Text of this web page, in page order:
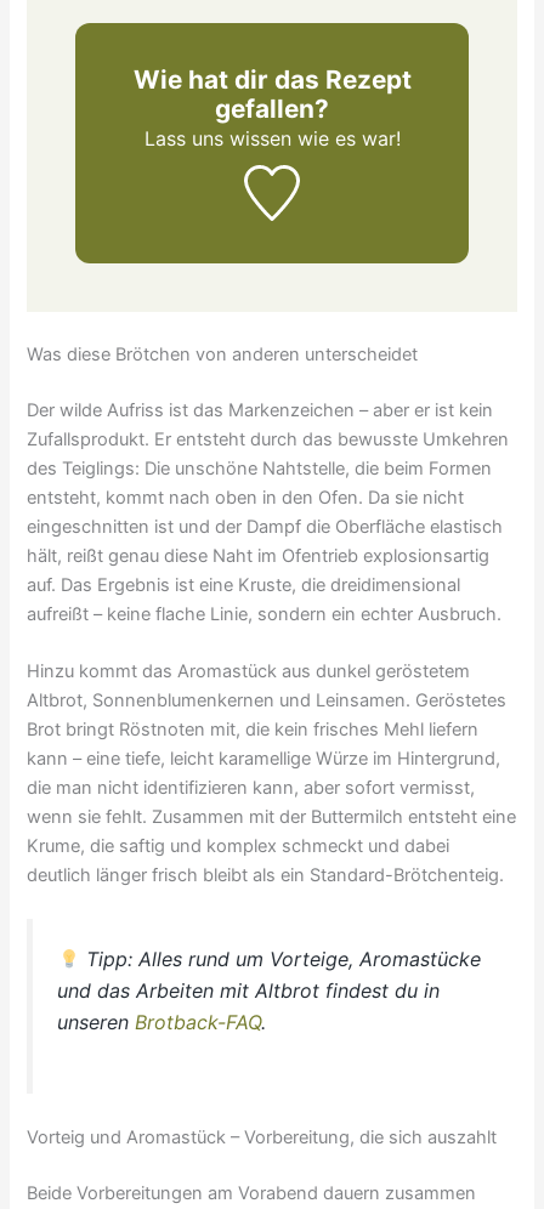
Wie hat dir das Rezept
gefallen?
Lass uns wissenwie es war!
Was diese Brötchen von anderen unterscheidet
Der wilde Aufriss ist das Markenzeichen – aber er ist kein
Zufallsprodukt. Er entsteht durch das bewusste Umkehren
des Teiglings: Die unschöne Nahtstelle, die beim Formen
entsteht, kommt nach oben in den Ofen. Da sie nicht
eingeschnitten ist und der Dampf die Oberfläche elastisch
hält, reißt genau diese Naht im Ofentrieb explosionsartig
auf. Das Ergebnis ist eine Kruste, die dreidimensional
aufreißt – keine flache Linie, sondern ein echter Ausbruch.
Hinzu kommt das Aromastück aus dunkel geröstetem
Altbrot, Sonnenblumenkernen und Leinsamen. Geröstetes
Brot bringt Röstnoten mit, die kein frisches Mehl liefern
kann – eine tiefe, leicht karamellige Würze im Hintergrund,
die man nicht identifizieren kann, aber sofort vermisst,
wenn sie fehlt. Zusammen mit der Buttermilch entsteht eine
Krume, die saftig und komplex schmeckt und dabei
deutlich länger frisch bleibt als ein Standard-Brötchenteig.
Tipp: Alles rund um Vorteige, Aromastücke
und das Arbeiten mit Altbrot findest du in
unserenBrotback-FAQ.
Vorteig und Aromastück – Vorbereitung, die sich auszahlt
Beide Vorbereitungen am Vorabend dauern zusammen